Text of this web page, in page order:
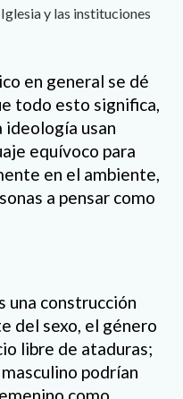
y las instituciones
en general se dé
todo esto significa,
ideología usan
equívoco para
en el ambiente,
a pensar como
una construcción
del sexo, el género
libre de ataduras;
podrían
como